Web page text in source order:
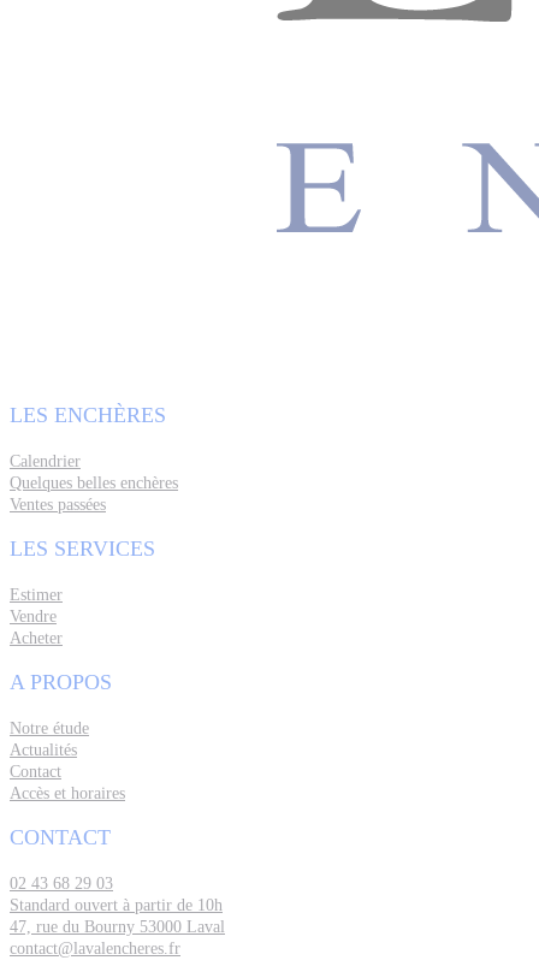
LES ENCHÈRES
Calendrier
Quelques belles enchères
Ventes passées
LES SERVICES
Estimer
Vendre
Acheter
A PROPOS
Notre étude
Actualités
Contact
Accès et horaires
CONTACT
02 43 68 29 03
Standard ouvert à partir de 10h
47, rue du Bourny 53000 Laval
contact@lavalencheres.fr